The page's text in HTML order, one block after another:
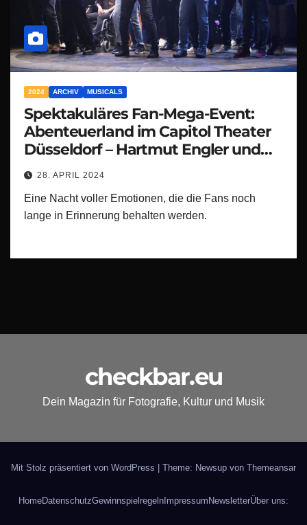
2024 ARCHIV MUSICALS
Spektakuläres Fan-Mega-Event:
Abenteuerland im Capitol Theater
Düsseldorf – Hartmut Engler und
Band begeistern 1100 Fans!
28. APRIL 2024
Eine Nacht voller Emotionen, die die Fans noch
lange in Erinnerung behalten werden.
checkbar.eu
Dein Magazin für Fotografie, Kultur und Musik
Mit Stolz präsentiert von WordPress Theme: Newsup von Themeansar
HomeDatenschutzGewinnspielregeln Impressum NewsletterÜber uns: